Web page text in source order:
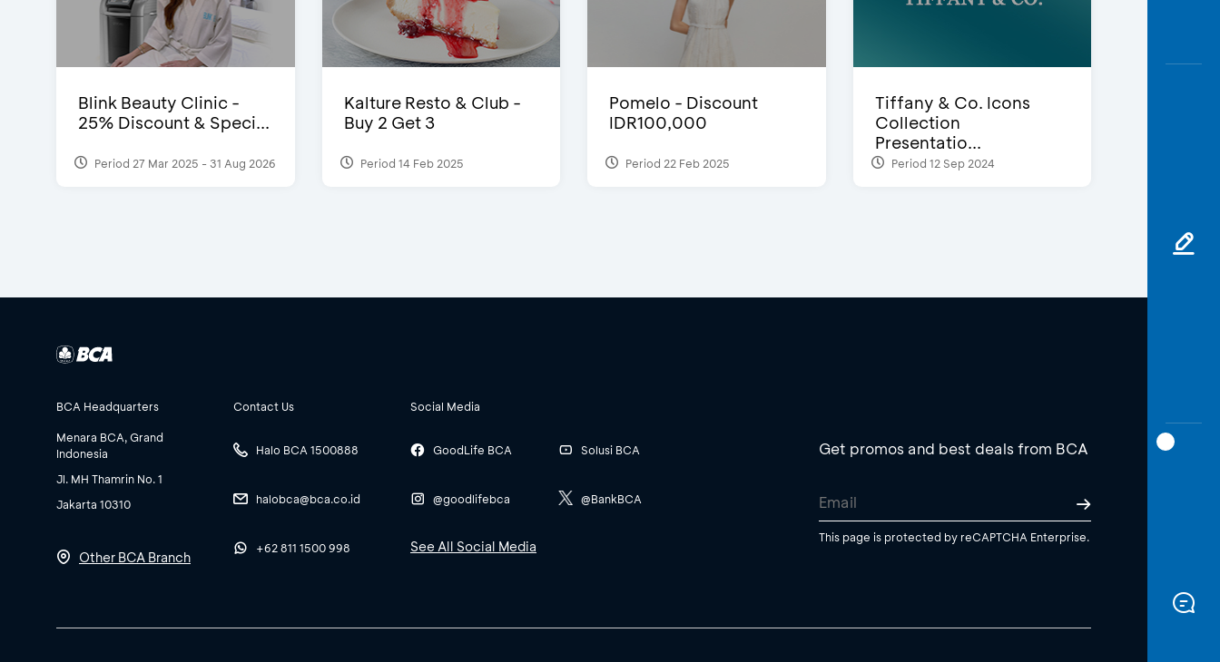
Blink Beauty Clinic -
25% Discount & Speci...
Period 27 Mar 2025 - 31 Aug 2026
Kalture Resto & Club -
Buy 2 Get 3
Period 14 Feb 2025
Pomelo - Discount
IDR100,000
Period 22 Feb 2025
Tiffany & Co. Icons
Collection
Presentatio...
Period 12 Sep 2024
BCA Headquarters
Menara BCA, Grand
Indonesia
Jl. MH Thamrin No. 1
Jakarta 10310
Other BCA Branch
Contact Us
Halo BCA 1500888
halobca@bca.co.id
+62 811 1500 998
Social Media
GoodLife BCA
@goodlifebca
Solusi BCA
@BankBCA
See All Social Media
Get promos and best deals from BCA
This page is protected by reCAPTCHA Enterprise.